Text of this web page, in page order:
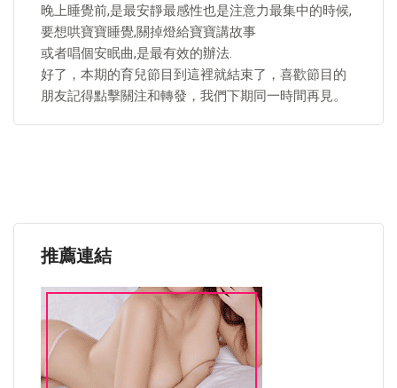
晚上睡覺前,是最安靜最感性也是注意力最集中的時候,
要想哄寶寶睡覺,關掉燈給寶寶講故事
或者唱個安眠曲,是最有效的辦法.
好了，本期的育兒節目到這裡就結束了，喜歡節目的
朋友記得點擊關注和轉發，我們下期同一時間再見。
推薦連結